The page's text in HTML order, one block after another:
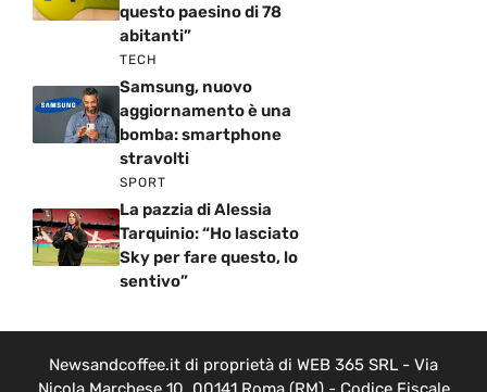
questo paesino di 78
abitanti”
TECH
Samsung, nuovo
aggiornamento è una
bomba: smartphone
stravolti
SPORT
La pazzia di Alessia
Tarquinio: “Ho lasciato
Sky per fare questo, lo
sentivo”
Newsandcoffee.it di proprietà di WEB 365 SRL - Via